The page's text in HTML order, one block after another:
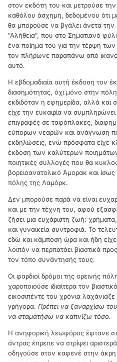
στον εκδότη του και μετρούσε
καθόλου άσχημη, δεδομένου ότι
θα μπορούσε να βγάλει άνετα
"Αλήθεια", που στο Σηματιανό
ένα ποίημα του για την τέρψη
τον πλήρωνε παραπάνω από
αυτό.
Η εβδομαδιαία αυτή έκδοση τον
διασημότητας, όχι μόνο στην
εκδιδόταν η εφημερίδα, αλλά και
είχε την ευκαιρία να
επιγραφές σε ταφόπλακες,
εύπορων νεαρών και ανάγνωση
εκδηλώσεις, ενώ πρόσφατα είχε
έκδοση των καλύτερων
ποιητικές συλλογές που θα
βορειοανατολικό Άμορακ και
πόλης της Λαμόρκ.
Δεν μπορούσε παρά να είναι
και με την τέχνη του, αφού
ζήσει μια ευχάριστη ζωή:
και γυναικεία συντροφιά. Το
εδώ και κάμποση ώρα και ήδη
λοιπόν να περπατάει βιαστικά
τον τόπο συνάντησής τους.
Οι φαρδιοί δρόμοι της ορεινής
χαροποιούσε ιδιαίτερα τον
εικοσιπέντε του χρόνια
γρήγορα. Πρέπει να ξαναρχίσω
να σταματήσω να καπνίζω τόσο.
Η ανηφορική λεωφόρος έφτανε
άντρας έπρεπε να στρίψει
οδηγούσε στον καφενέ στην άκρη